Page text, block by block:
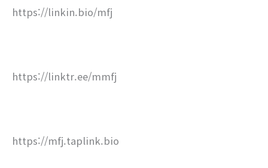
https://linkin.bio/mfj
https://linktr.ee/mmfj
https://mfj.taplink.bio